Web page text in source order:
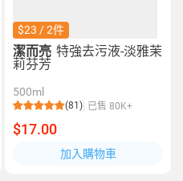
$23 / 2件
潔而亮 特強去污液-淡雅茉
莉芬芳
500ml
(81) 已售 80K+
$17.00
加入購物車